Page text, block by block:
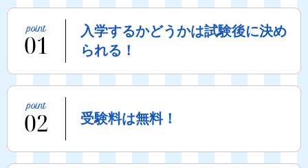
01
入学するかどうかは試験後に決め
られる！
02 受験料は無料！